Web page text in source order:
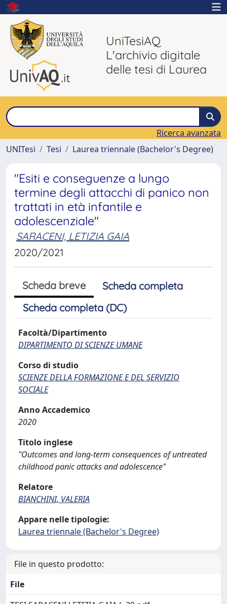
UniTesiAQ
L'archivio digitale
delle tesi di Laurea
Ricerca avanzata
UNITesi
Tesi Laurea triennale (Bachelor's Degree)
"Esiti e conseguenze a lungo
termine degli attacchi di panico non
trattati in età infantile e
adolescenziale"
SARACENI, LETIZIA GAIA
2020/2021
Scheda breve
Scheda completa
Scheda completa (DC)
Facoltà/Dipartimento
DIPARTIMENTO DI SCIENZE UMANE
Corso di studio
SCIENZE DELLA FORMAZIONE E DEL SERVIZIO
SOCIALE
Anno Accademico
2020
Titolo inglese
"Outcomes and long-term consequences of untreated
childhood panic attacks and adolescence"
Relatore
BIANCHINI, VALERIA
Appare nelle tipologie:
Laurea triennale (Bachelor's Degree)
File in questo prodotto:
File